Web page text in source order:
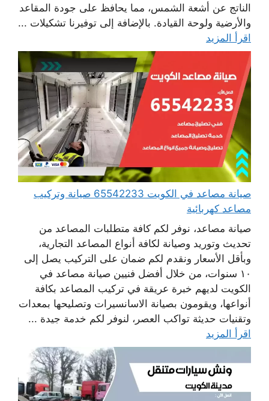
الناتج عن أشعة الشمس، مما يحافظ على جودة المقاعد
والأرضية ولوحة القيادة. بالإضافة إلى توفيرنا تشكيلات ...
اقرأ المزيد
صيانة مصاعد في الكويت 65542233 صيانة وتركيب
مصاعد كهربائية
صيانة مصاعد، نوفر لكم كافة متطلبات المصاعد من
تحديث وتوريد وصيانة لكافة أنواع المصاعد التجارية،
وبأقل الأسعار ونقدم لكم ضمان على التركيب يصل إلى
١٠ سنوات، من خلال أفضل فنيين صيانة مصاعد في
الكويت لديهم خبرة عريقة في تركيب المصاعد بكافة
أنواعها، ويقومون بصيانة الاسانسيرات وتصليحها بمعدات
وتقنيات حديثة تواكب العصر، لنوفر لكم خدمة جيدة ...
اقرأ المزيد